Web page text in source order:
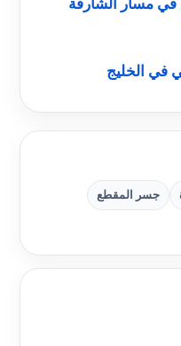
في مسار الشارقة
في الخليج
جسر المقطع